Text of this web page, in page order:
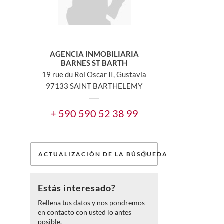
AGENCIA INMOBILIARIA
BARNES ST BARTH
19 rue du Roi Oscar II, Gustavia
97133 SAINT BARTHELEMY
+ 590 590 52 38 99
ACTUALIZACIÓN DE LA BÚSQUEDA
Estás interesado?
Rellena tus datos y nos pondremos
en contacto con usted lo antes
posible.